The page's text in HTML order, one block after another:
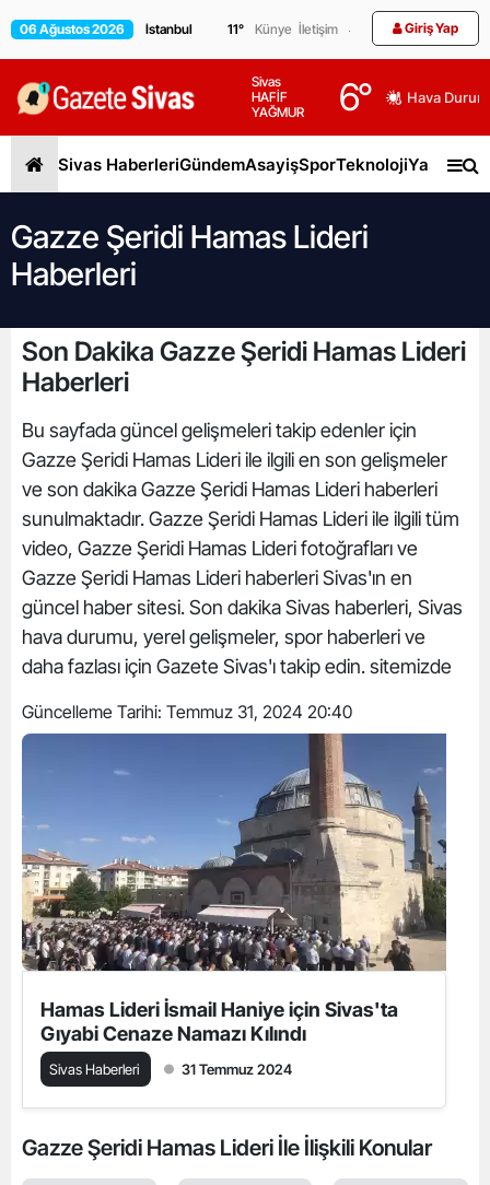
06 Ağustos 2026 11° Künye İletişim Giriş Yap
Sivas
HAFİF
YAĞMUR
6° Hava
Sivas HaberleriGündemAsayişSporTeknolojiYaşam
Gazze Şeridi Hamas Lideri
Haberleri
Son Dakika Gazze Şeridi Hamas Lideri
Haberleri
Bu sayfada güncel gelişmeleri takip edenler için
Gazze Şeridi Hamas Lideri ile ilgili en son gelişmeler
ve son dakika Gazze Şeridi Hamas Lideri haberleri
sunulmaktadır. Gazze Şeridi Hamas Lideri ile ilgili tüm
video, Gazze Şeridi Hamas Lideri fotoğrafları ve
Gazze Şeridi Hamas Lideri haberleri Sivas'ın en
güncel haber sitesi. Son dakika Sivas haberleri, Sivas
hava durumu, yerel gelişmeler, spor haberleri ve
daha fazlası için Gazete Sivas'ı takip edin. sitemizde
Güncelleme Tarihi: Temmuz 31, 2024 20:40
Hamas Lideri İsmail Haniye için Sivas'ta
Gıyabi Cenaze Namazı Kılındı
Sivas Haberleri 31 Temmuz 2024
Gazze Şeridi Hamas Lideri İle İlişkili Konular